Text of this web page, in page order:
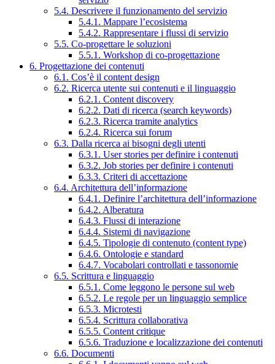
5.4. Descrivere il funzionamento del servizio
5.4.1. Mappare l’ecosistema
5.4.2. Rappresentare i flussi di servizio
5.5. Co-progettare le soluzioni
5.5.1. Workshop di co-progettazione
6. Progettazione dei contenuti
6.1. Cos’è il content design
6.2. Ricerca utente sui contenuti e il linguaggio
6.2.1. Content discovery
6.2.2. Dati di ricerca (search keywords)
6.2.3. Ricerca tramite analytics
6.2.4. Ricerca sui forum
6.3. Dalla ricerca ai bisogni degli utenti
6.3.1. User stories per definire i contenuti
6.3.2. Job stories per definire i contenuti
6.3.3. Criteri di accettazione
6.4. Architettura dell’informazione
6.4.1. Definire l’architettura dell’informazione
6.4.2. Alberatura
6.4.3. Flussi di interazione
6.4.4. Sistemi di navigazione
6.4.5. Tipologie di contenuto (content type)
6.4.6. Ontologie e standard
6.4.7. Vocabolari controllati e tassonomie
6.5. Scrittura e linguaggio
6.5.1. Come leggono le persone sul web
6.5.2. Le regole per un linguaggio semplice
6.5.3. Microtesti
6.5.4. Scrittura collaborativa
6.5.5. Content critique
6.5.6. Traduzione e localizzazione dei contenuti
6.6. Documenti